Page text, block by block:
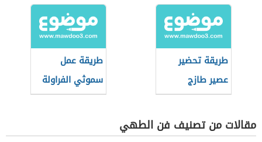
طريقة تحضير
عصير طازج
طريقة عمل
سموثي الفراولة
مقالات من تصنيف فن الطهي